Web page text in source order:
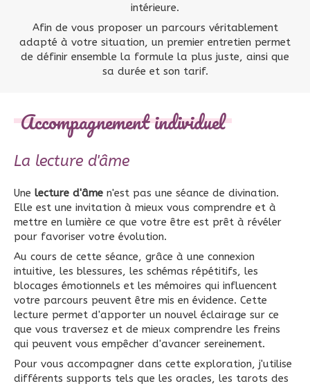
intérieure.
Afin de vous proposer un parcours véritablement
adapté à votre situation, un premier entretien permet
de définir ensemble la formule la plus juste, ainsi que
sa durée et son tarif.
Accompagnement individuel
La lecture d'âme
Une lecture d'âme n'est pas une séance de divination.
Elle est une invitation à mieux vous comprendre et à
mettre en lumière ce que votre être est prêt à révéler
pour favoriser votre évolution.
Au cours de cette séance, grâce à une connexion
intuitive, les blessures, les schémas répétitifs, les
blocages émotionnels et les mémoires qui influencent
votre parcours peuvent être mis en évidence. Cette
lecture permet d'apporter un nouvel éclairage sur ce
que vous traversez et de mieux comprendre les freins
qui peuvent vous empêcher d'avancer sereinement.
Pour vous accompagner dans cette exploration, j'utilise
différents supports tels que les oracles, les tarots des